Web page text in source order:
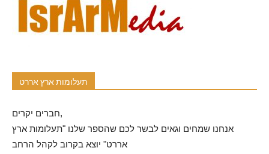
תעלומות ארץ אררט
חברים יקרים,
אנחנו שמחים וגאים לבשר לכם שהספר שלנו "תעלומות ארץ
אררט" יוצא בקרוב לקהל הרחב